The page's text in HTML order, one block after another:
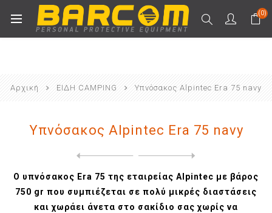
(0)
Αρχική ΕΙΔΗ CAMPING Υπνόσακος Alpintec Era 75 navy
Υπνόσακος Alpintec Era 75 navy
Ο υπνόσακος Era 75 της εταιρείας Alpintec με βάρος
750 gr που συμπιέζεται σε πολύ μικρές διαστάσεις
και χωράει άνετα στο σακίδιο σας χωρίς να